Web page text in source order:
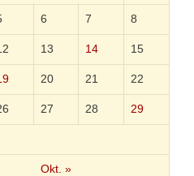
Okt. »
6 7 8
13 14 15
20 21 22
27 28 29